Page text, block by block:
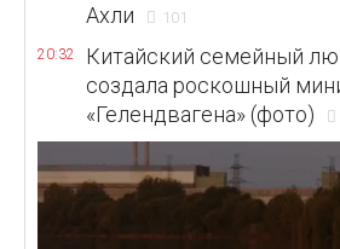
Ахли
101
20:32
Китайский семейный
создала роскошный
«Гелендвагена» (фото)